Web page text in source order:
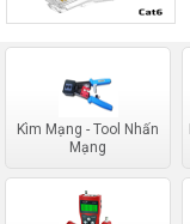
Kìm Mạng - Tool Nhấn
Mạng